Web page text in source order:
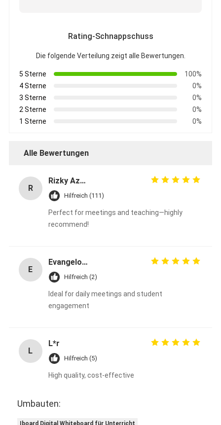
Rating-Schnappschuss
Die folgende Verteilung zeigt alle Bewertungen.
5 Sterne
100%
4 Sterne
0%
3 Sterne
0%
2 Sterne
0%
1 Sterne
0%
Alle Bewertungen
R
Rizky Azman
Hilfreich (111)
Perfect for meetings and teaching—highly
recommend!
E
Evangelos Papadimitr
Hilfreich (2)
Ideal for daily meetings and student
engagement
L
L*r
Hilfreich (5)
High quality, cost-effective
Umbauten:
Iboard Digital Whiteboard für Unterricht